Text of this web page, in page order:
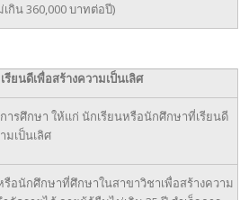
กิน 360,000 บาทต่อปี)
เรียนดีเพื่อสร้างความเป็นเลิศ
ารศึกษา ให้แก่ นักเรียนหรือนักศึกษาที่เรียนดี
มเป็นเลิศ
รือนักศึกษาที่ศึกษาในสาขาวิชาเพื่อสร้างความ